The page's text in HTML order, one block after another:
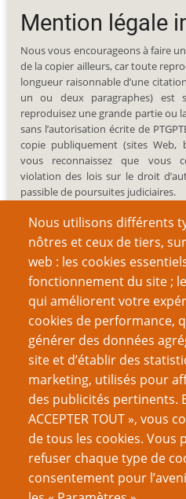
Nous utilisons différents
nôtres et ceux de tiers,
web : les cookies
fonctionnement du site ;
qui améliorent votre
cookies de performance,
générer des données
site et d’établir des
marketing, utilisés pour
des publicités pertinents.
ACCEPTER TOUT », vous
de tous les cookies. Vous
refuser chaque type de
consentement pour
Mention légale
Nous vous encourageons à faire
de la copier ailleurs, car toute
longueur raisonnable d’une
un ou deux paragraphes) est
reproduisez une grande partie ou
sans l’autorisation écrite de
copie publiquement (sites Web,
vous reconnaissez que vous
violation des lois sur le droit
passible de poursuites judiciaires.
Recherche
Nom d'utilisateur
Mot de passe